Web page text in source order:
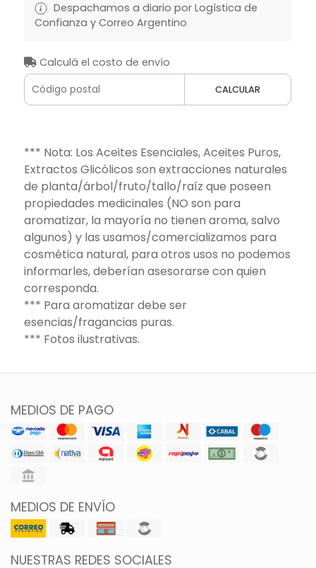
Despachamos a diario por Logística de
Confianza y Correo Argentino
Calculá el costo de envío
CALCULAR
*** Nota: Los Aceites Esenciales, Aceites Puros,
Extractos Glicólicos son extracciones naturales
de planta/árbol/fruto/tallo/raíz que poseen
propiedades medicinales (NO son para
aromatizar, la mayoría no tienen aroma, salvo
algunos) y las usamos/comercializamos para
cosmética natural, para otros usos no podemos
informarles, deberían asesorarse con quien
corresponda.
*** Para aromatizar debe ser
esencias/fragancias puras.
*** Fotos ilustrativas.
MEDIOS DE PAGO
MEDIOS DE ENVÍO
NUESTRAS REDES SOCIALES